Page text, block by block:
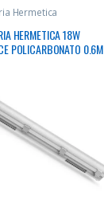
Hermetica
HERMETICA 18W
POLICARBONATO 0.6M